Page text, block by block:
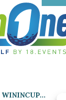
WININCUP…